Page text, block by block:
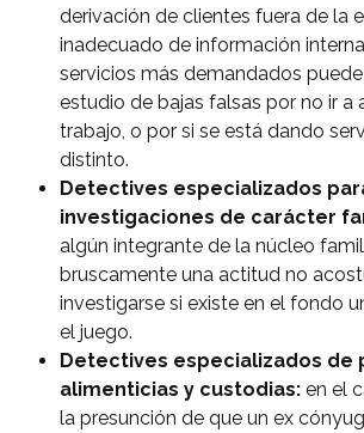
derivación de clientes fuera de la
inadecuado de información
servicios más demandados
estudio de bajas falsas por no ir a
trabajo, o por si se está dando
distinto.
Detectives especializados
investigaciones de carácter
algún integrante de la núcleo
bruscamente una actitud no
investigarse si existe en el fondo
el juego.
Detectives especializados de
alimenticias y custodias: en el
la presunción de que un ex